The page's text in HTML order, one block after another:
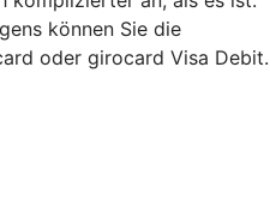
können Sie die
oder girocard Visa Debit.